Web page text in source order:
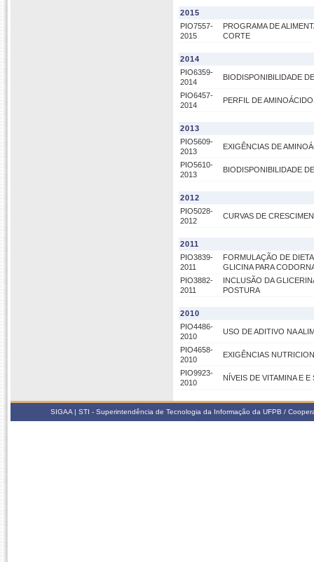
2015
PIO7557-
2015
PROGRAMA DE
CORTE
2014
PIO6359-
2014
BIODISPONIBILIDADE
PIO6457-
2014
PERFIL DE
2013
PIO5609-
2013
EXIGÊNCIAS DE
PIO5610-
2013
BIODISPONIBILIDADE
2012
PIO5028-
2012
CURVAS DE
2011
PIO3839-
2011
FORMULAÇÃO DE
GLICINA PARA
PIO3882-
2011
INCLUSÃO DA
POSTURA
2010
PIO4486-
2010
USO DE ADITIVO NA
PIO4658-
2010
EXIGÊNCIAS
PIO9923-
2010
NÍVEIS DE VITAMINA E
SIGAA | STI - Superintendência de Tecnologia da Informação da UFPB /